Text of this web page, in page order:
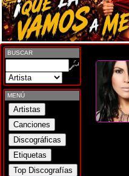
BUSCAR
MENÚ